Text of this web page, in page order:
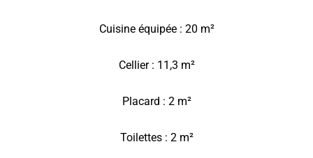
Cuisine équipée : 20 m²
Cellier : 11,3 m²
Placard : 2 m²
Toilettes : 2 m²